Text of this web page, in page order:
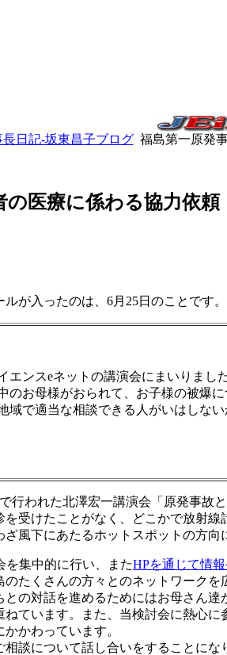
長日記-坂東昌子ブログ 福島第一原発
医療に係わる協力依頼
が入ったのは、6月25日のことです。
ンスeネットの講演会にまいりました
のお母様がおられて、お子様の被爆
域で適当な相談できる人がいはしな
行われた北澤宏一講演会「原発事
受けたことがなく、どこかで放射
風下にあたるホットスポットの方
を集中的に行い、またHPを通じて情
たくさんの方々とのネットワーク
の対話を進めるためにはお母さん
ています。また、当検討会に熱心
かわっています。
談について話し合いをすることにな